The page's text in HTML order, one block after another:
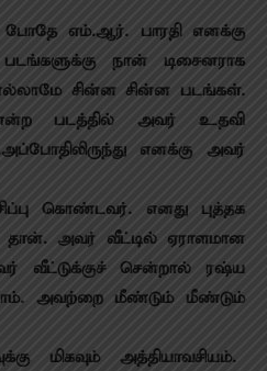
போதே எம்.ஆர். பாரதி எனக்கு
நான் டிசைனராக
சின்ன சின்ன படங்கள்.
என்ற படத்தில் அவர் உதவி
எனக்கு அவர்
கொண்டவர். எனது புத்தக
தான். அவர் வீட்டில் ஏராளமான
வீட்டுக்குச் சென்றால் ரஷ்ய
அவற்றை மீண்டும் மீண்டும்
மிகவும் அத்தியாவசியம்.